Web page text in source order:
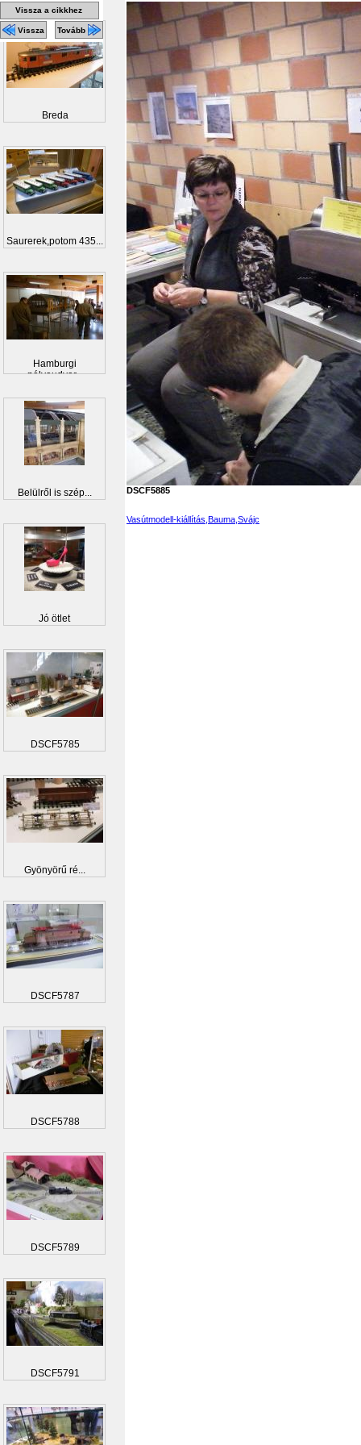
DSCF5885
Vasútmodell-kiállítás,Bauma,Svájc
Vissza a cikkhez
Vissza Tovább
Breda
Saurerek,potom 435...
Hamburgi
pályaudvar...
Belülről is szép...
Jó ötlet
DSCF5785
Gyönyörű ré...
DSCF5787
DSCF5788
DSCF5789
DSCF5791